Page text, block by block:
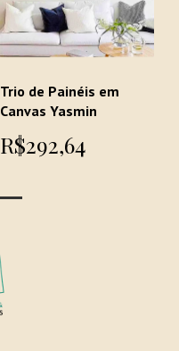
Trio de Painéis em
Canvas Yasmin
R$292,64